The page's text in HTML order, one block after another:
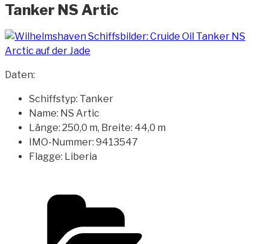
Tanker NS Artic
Daten:
Schiffstyp: Tanker
Name: NS Artic
Länge: 250,0 m, Breite: 44,0 m
IMO-Nummer: 9413547
Flagge: Liberia